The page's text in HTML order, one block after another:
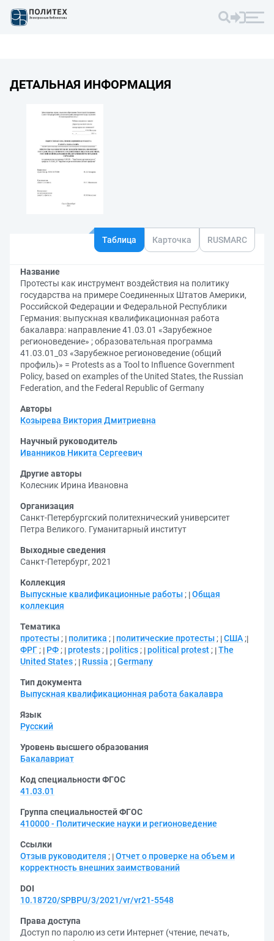
ДЕТАЛЬНАЯ ИНФОРМАЦИЯ
Таблица Карточка RUSMARC
Название
Протесты как инструмент воздействия на политику
государства на примере Соединенных Штатов Америки,
Российской Федерации и Федеральной Республики
Германия: выпускная квалификационная работа
бакалавра: направление 41.03.01 «Зарубежное
регионоведение» ; образовательная программа
41.03.01_03 «Зарубежное регионоведение (общий
профиль)» = Protests as a Tool to Influence Government
Policy, based on examples of the United States, the Russian
Federation, and the Federal Republic of Germany
Авторы
Козырева Виктория Дмитриевна
Научный руководитель
Иванников Никита Сергеевич
Другие авторы
Колесник Ирина Ивановна
Организация
Санкт-Петербургский политехнический университет
Петра Великого. Гуманитарный институт
Выходные сведения
Санкт-Петербург, 2021
Коллекция
Выпускные квалификационные работы ; Общая
коллекция
Тематика
протесты ; политика ; политические протесты ; США ;
ФРГ ; РФ ; protests ; politics ; political protest ; The
United States ; Russia ; Germany
Тип документа
Выпускная квалификационная работа бакалавра
Язык
Русский
Уровень высшего образования
Бакалавриат
Код специальности ФГОС
41.03.01
Группа специальностей ФГОС
410000 - Политические науки и регионоведение
Ссылки
Отзыв руководителя ; Отчет о проверке на объем и
корректность внешних заимствований
DOI
10.18720/SPBPU/3/2021/vr/vr21-5548
Права доступа
Доступ по паролю из сети Интернет (чтение, печать,